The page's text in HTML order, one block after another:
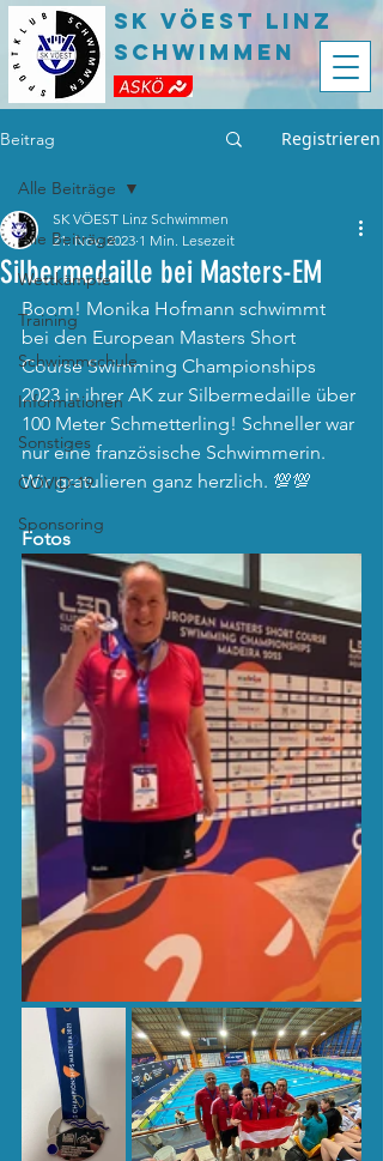
SK VÖEST LInz
Schwimmen
Beitrag Registrieren
Alle Beiträge
Wettkämpfe
Training
Schwimmschule
Informationen
Sonstiges
COVID-19
Sponsoring
Alle Beiträge
Silbermedaille bei Masters-EM
SK VÖEST Linz Schwimmen
21. Nov. 2023 1 Min. Lesezeit
Boom! Monika Hofmann schwimmt
bei den European Masters Short
Course Swimming Championships
2023 in ihrer AK zur Silbermedaille über
100 Meter Schmetterling! Schneller war
nur eine französische Schwimmerin.
Wir gratulieren ganz herzlich. 💯💯
Fotos